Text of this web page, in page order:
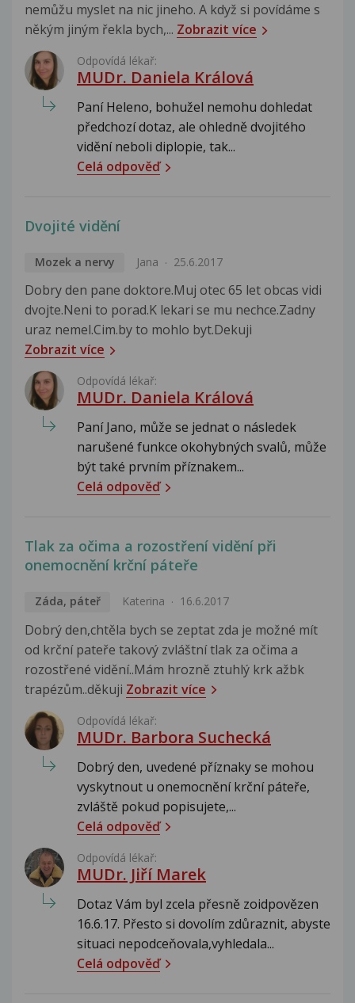
nemůžu myslet na nic jineho. A když si povídáme s
někým jiným řekla bych,... Zobrazit více
Odpovídá lékař:
MUDr. Daniela Králová
Paní Heleno, bohužel nemohu dohledat
předchozí dotaz, ale ohledně dvojitého
vidění neboli diplopie, tak...
Celá odpověď
Dvojité vidění
Mozek a nervy Jana 25.6.2017
Dobry den pane doktore.Muj otec 65 let obcas vidi
dvojte.Neni to porad.K lekari se mu nechce.Zadny
uraz nemel.Cim.by to mohlo byt.Dekuji
Zobrazit více
Odpovídá lékař:
MUDr. Daniela Králová
Paní Jano, může se jednat o následek
narušené funkce okohybných svalů, může
být také prvním příznakem...
Celá odpověď
Tlak za očima a rozostření vidění při
onemocnění krční páteře
Záda, páteř Katerina 16.6.2017
Dobrý den,chtěla bych se zeptat zda je možné mít
od krční pateře takový zvláštní tlak za očima a
rozostřené vidění..Mám hrozně ztuhlý krk ažbk
trapézům..děkuji Zobrazit více
Odpovídá lékař:
MUDr. Barbora Suchecká
Dobrý den, uvedené příznaky se mohou
vyskytnout u onemocnění krční páteře,
zvláště pokud popisujete,...
Celá odpověď
Odpovídá lékař:
MUDr. Jiří Marek
Dotaz Vám byl zcela přesně zoidpovězen
16.6.17. Přesto si dovolím zdůraznit, abyste
situaci nepodceňovala,vyhledala...
Celá odpověď